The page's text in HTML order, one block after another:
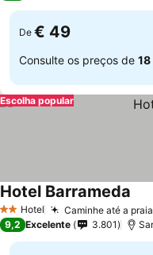
De € 49
Consulte os preços de
Escolha popular
2 Estrelas
Hotel Caminhe até a
Hotel Barrameda
9,2 Excelente 3.801